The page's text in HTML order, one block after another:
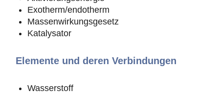
Exotherm/endotherm
Massenwirkungsgesetz
Katalysator
Elemente und deren Verbindungen
Wasserstoff